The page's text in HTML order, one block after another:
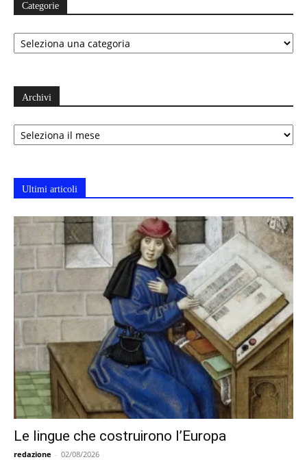
Categorie
Categorie
Archivi
Archivi
Ultimi articoli
Le lingue che costruirono l’Europa
redazione - 02/08/2026